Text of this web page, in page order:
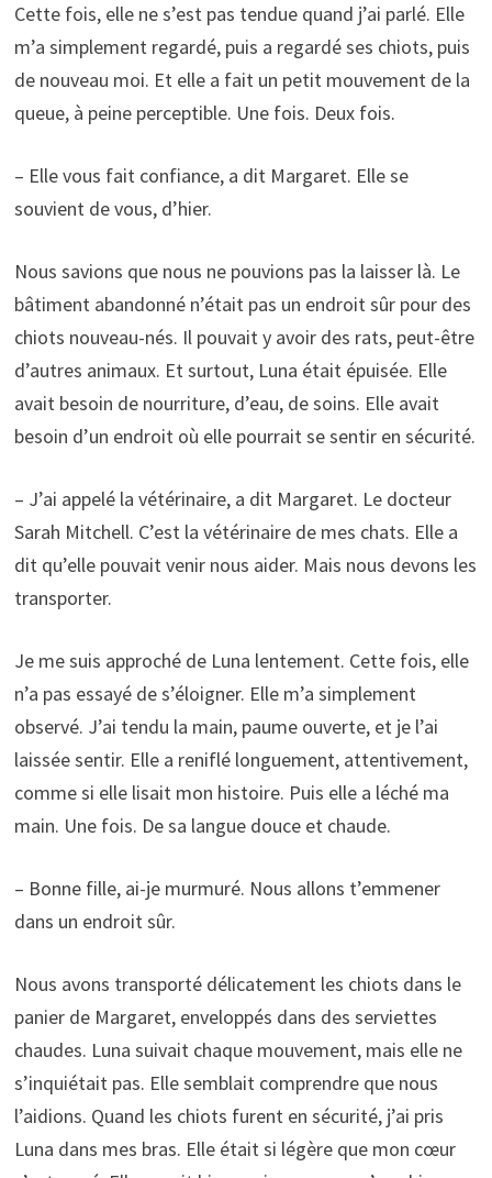
Cette fois, elle ne s’est pas tendue quand j’ai parlé. Elle
m’a simplement regardé, puis a regardé ses chiots, puis
de nouveau moi. Et elle a fait un petit mouvement de la
queue, à peine perceptible. Une fois. Deux fois.
– Elle vous fait confiance, a dit Margaret. Elle se
souvient de vous, d’hier.
Nous savions que nous ne pouvions pas la laisser là. Le
bâtiment abandonné n’était pas un endroit sûr pour des
chiots nouveau-nés. Il pouvait y avoir des rats, peut-être
d’autres animaux. Et surtout, Luna était épuisée. Elle
avait besoin de nourriture, d’eau, de soins. Elle avait
besoin d’un endroit où elle pourrait se sentir en sécurité.
– J’ai appelé la vétérinaire, a dit Margaret. Le docteur
Sarah Mitchell. C’est la vétérinaire de mes chats. Elle a
dit qu’elle pouvait venir nous aider. Mais nous devons les
transporter.
Je me suis approché de Luna lentement. Cette fois, elle
n’a pas essayé de s’éloigner. Elle m’a simplement
observé. J’ai tendu la main, paume ouverte, et je l’ai
laissée sentir. Elle a reniflé longuement, attentivement,
comme si elle lisait mon histoire. Puis elle a léché ma
main. Une fois. De sa langue douce et chaude.
– Bonne fille, ai-je murmuré. Nous allons t’emmener
dans un endroit sûr.
Nous avons transporté délicatement les chiots dans le
panier de Margaret, enveloppés dans des serviettes
chaudes. Luna suivait chaque mouvement, mais elle ne
s’inquiétait pas. Elle semblait comprendre que nous
l’aidions. Quand les chiots furent en sécurité, j’ai pris
Luna dans mes bras. Elle était si légère que mon cœur